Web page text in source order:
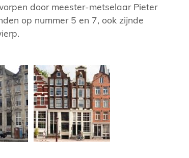
door meester-metselaar Pieter
op nummer 5 en 7, ook zijnde